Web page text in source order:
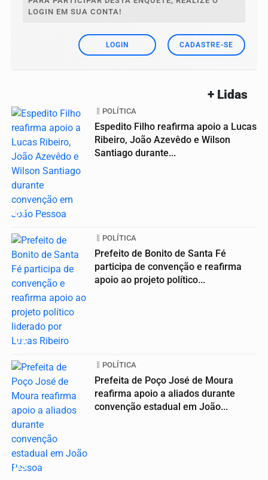
LOGIN EM SUA CONTA!
LOGIN CADASTRE-SE
+ Lidas
01
POLÍTICA
Espedito Filho reafirma apoio a Lucas
Ribeiro, João Azevêdo e Wilson
Santiago durante...
02
POLÍTICA
Prefeito de Bonito de Santa Fé
participa de convenção e reafirma
apoio ao projeto político...
03
POLÍTICA
Prefeita de Poço José de Moura
reafirma apoio a aliados durante
convenção estadual em João...